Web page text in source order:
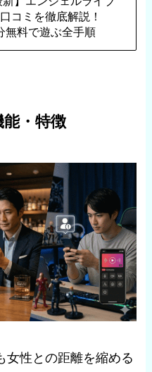
コミを徹底解説！
無料で遊ぶ全手順
・特徴
女性との距離を縮める